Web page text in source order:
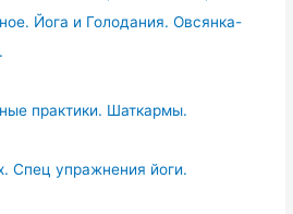
Йога и Голодания. Овсянка-
практики. Шаткармы.
Спец упражнения йоги.